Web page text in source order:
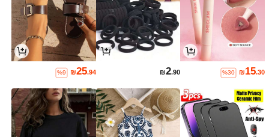
₪15.30
%30
₪2.90
₪25.94
%9